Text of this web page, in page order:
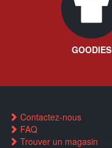
GOODIES
Contactez-nous
FAQ
Trouver un magasin